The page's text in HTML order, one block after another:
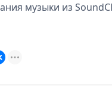
музыки из